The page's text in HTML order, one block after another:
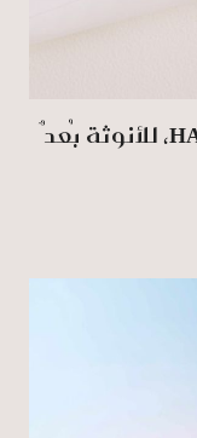
هامبتون إكس.آس HAMPTON XS، للأنوثة بُعدٌ